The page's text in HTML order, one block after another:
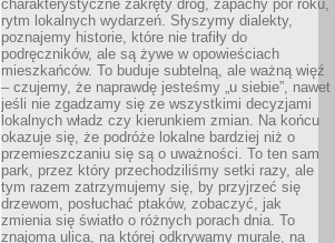
charakterystyczne zakręty dróg, zapachy pór roku,
rytm lokalnych wydarzeń. Słyszymy dialekty,
poznajemy historie, które nie trafiły do
podręczników, ale są żywe w opowieściach
mieszkańców. To buduje subtelną, ale ważną więź
– czujemy, że naprawdę jesteśmy „u siebie”, nawet
jeśli nie zgadzamy się ze wszystkimi decyzjami
lokalnych władz czy kierunkiem zmian. Na końcu
okazuje się, że podróże lokalne bardziej niż o
przemieszczaniu się są o uważności. To ten sam
park, przez który przechodziliśmy setki razy, ale
tym razem zatrzymujemy się, by przyjrzeć się
drzewom, posłuchać ptaków, zobaczyć, jak
zmienia się światło o różnych porach dnia. To
znajoma ulica, na której odkrywamy murale, na